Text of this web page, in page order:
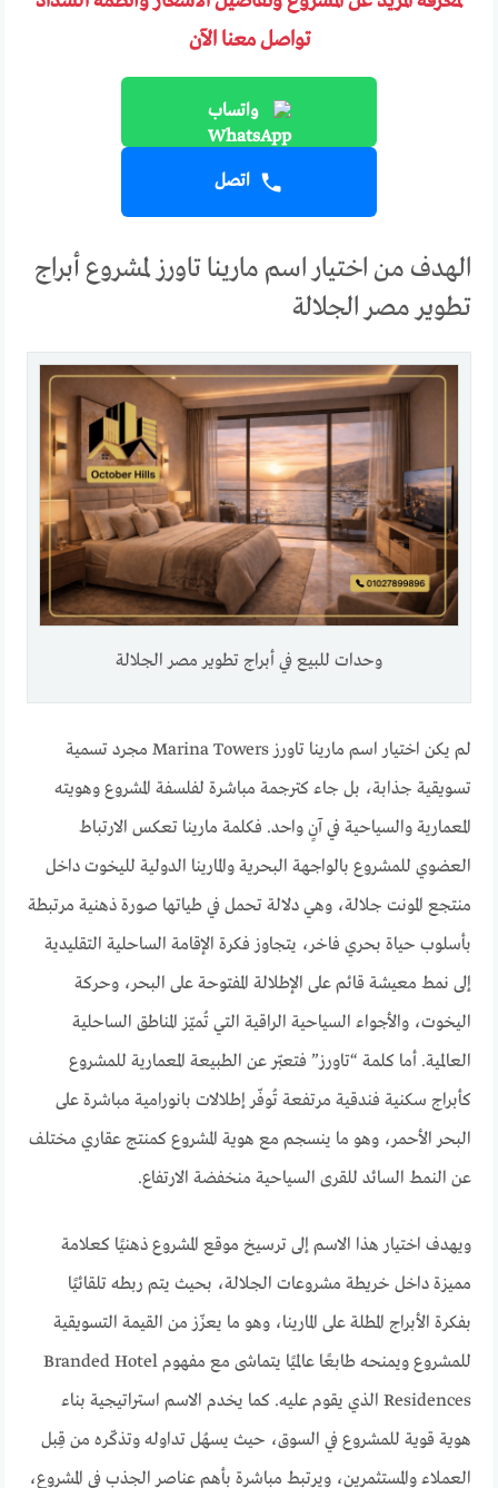
تواصل معنا الآن
واتساب
اتصل
الهدف من اختيار اسم مارينا تاورز لمشروع أبراج
تطوير مصر الجلالة
وحدات للبيع في أبراج تطوير مصر الجلالة
لم يكن اختيار اسم مارينا تاورز Marina Towers مجرد تسمية
تسويقية جذابة، بل جاء كترجمة مباشرة لفلسفة المشروع وهويته
المعمارية والسياحية في آنٍ واحد. فكلمة مارينا تعكس الارتباط
العضوي للمشروع بالواجهة البحرية والمارينا الدولية لليخوت داخل
منتجع المونت جلالة، وهي دلالة تحمل في طياتها صورة ذهنية مرتبطة
بأسلوب حياة بحري فاخر، يتجاوز فكرة الإقامة الساحلية التقليدية
إلى نمط معيشة قائم على الإطلالة المفتوحة على البحر، وحركة
اليخوت، والأجواء السياحية الراقية التي تُميّز المناطق الساحلية
العالمية. أما كلمة “تاورز” فتعبّر عن الطبيعة المعمارية للمشروع
كأبراج سكنية فندقية مرتفعة تُوفّر إطلالات بانورامية مباشرة على
البحر الأحمر، وهو ما ينسجم مع هوية المشروع كمنتج عقاري مختلف
عن النمط السائد للقرى السياحية منخفضة الارتفاع.
ويهدف اختيار هذا الاسم إلى ترسيخ موقع المشروع ذهنيًا كعلامة
مميزة داخل خريطة مشروعات الجلالة، بحيث يتم ربطه تلقائيًا
بفكرة الأبراج المطلة على المارينا، وهو ما يعزّز من القيمة التسويقية
للمشروع ويمنحه طابعًا عالميًا يتماشى مع مفهوم Branded Hotel
Residences الذي يقوم عليه. كما يخدم الاسم استراتيجية بناء
هوية قوية للمشروع في السوق، حيث يسهُل تداوله وتذكّره من قِبل
العملاء والمستثمرين، ويرتبط مباشرة بأهم عناصر الجذب في المشروع،